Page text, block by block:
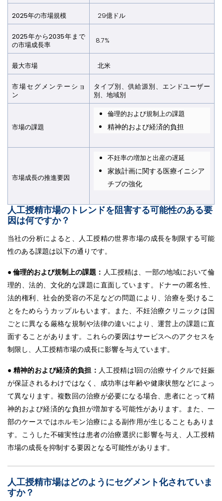
2025年の市場規模 29億ドル
2025年から2035年まで
の市場成長率
8.7%
最大市場 北米
市場セグメンテーショ
ン
タイプ別、供給源別、エンドユーザー
別、地域別
市場の課題
倫理的および規制上の課題
精神的および経済的負担
市場成長の推進要因
不妊率の増加と出産の遅延
家族計画に関する医療イニシア
チブの強化
人工授精市場のトレンドを阻害する可能性のある要
因は何ですか？
当社の分析によると、人工授精の世界市場の成長を制限する可能
性のある課題は以下の通りです。
● 倫理的および規制上の課題： 人工授精は、一部の地域において倫
理的、法的、文化的な課題に直面しています。ドナーの匿名性、
法的権利、社会的受容の不足などの問題により、治療を受けるこ
とをためらうカップルもいます。また、不妊治療クリニックは国
ごとに異なる厳格な規制や法律の違いにより、運営上の課題に直
面することがあります。これらの要因はサービスへのアクセスを
制限し、人工授精市場の成長に影響を与えています。
● 精神的および経済的負担： 人工授精は1回の治療サイクルで妊娠
が保証されるわけではなく、成功率は年齢や健康状態などによっ
て異なります。複数回の治療が必要になる場合、患者にとって精
神的および経済的な負担が増加する可能性があります。また、一
部のケースではホルモン治療による副作用が生じることもありま
す。こうした不確実性は患者の治療選択に影響を与え、人工授精
市場の成長を抑制する要因となる可能性があります。
人工授精市場はどのようにセグメント化されていま
すか？